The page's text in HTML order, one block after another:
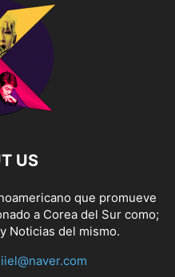
US
que promueve
a Corea del Sur como;
Noticias del mismo.